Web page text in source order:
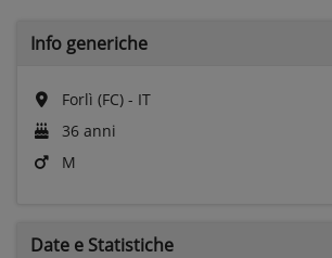
Info generiche
Forlì (FC) - IT
36 anni
M
Date e Statistiche